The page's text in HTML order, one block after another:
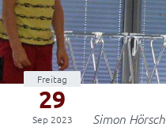
Freitag
29
Sep 2023 Simon Hörsch